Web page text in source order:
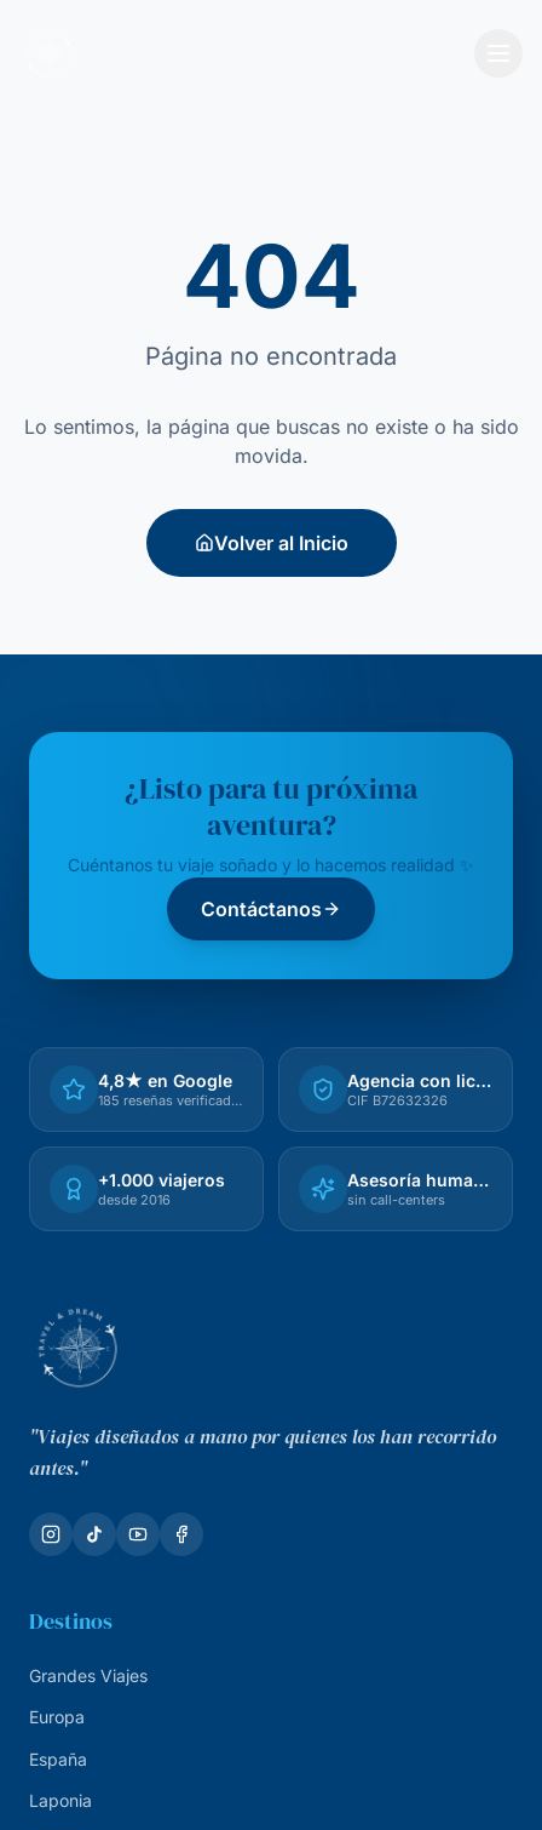
404
Página no encontrada
Lo sentimos, la página que buscas no existe o ha sido
movida.
Volver al Inicio
¿Listo para tu próxima
aventura?
Cuéntanos tu viaje soñado y lo hacemos realidad ✨
Contáctanos
4,8★ en Google
185 reseñas verificadas
Agencia con licencia
CIF B72632326
+1.000 viajeros
desde 2016
Asesoría humana
sin call-centers
"Viajes diseñados a mano por quienes los han recorrido
antes."
Destinos
Grandes Viajes
Europa
España
Laponia